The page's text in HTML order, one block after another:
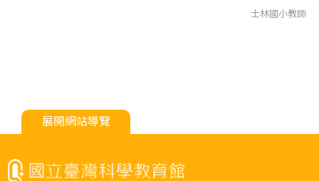
士林國小教師
展開網站導覽